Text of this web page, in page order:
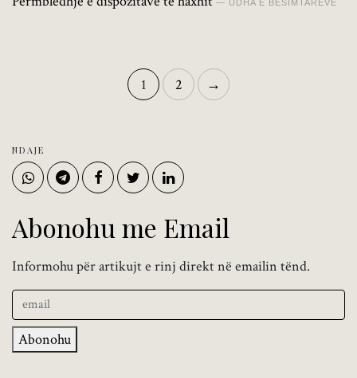
UDHA E BESIMTARËVE
1 2 →
NDAJE
Abonohu me Email
Informohu për artikujt e rinj direkt në emailin tënd.
Abonohu